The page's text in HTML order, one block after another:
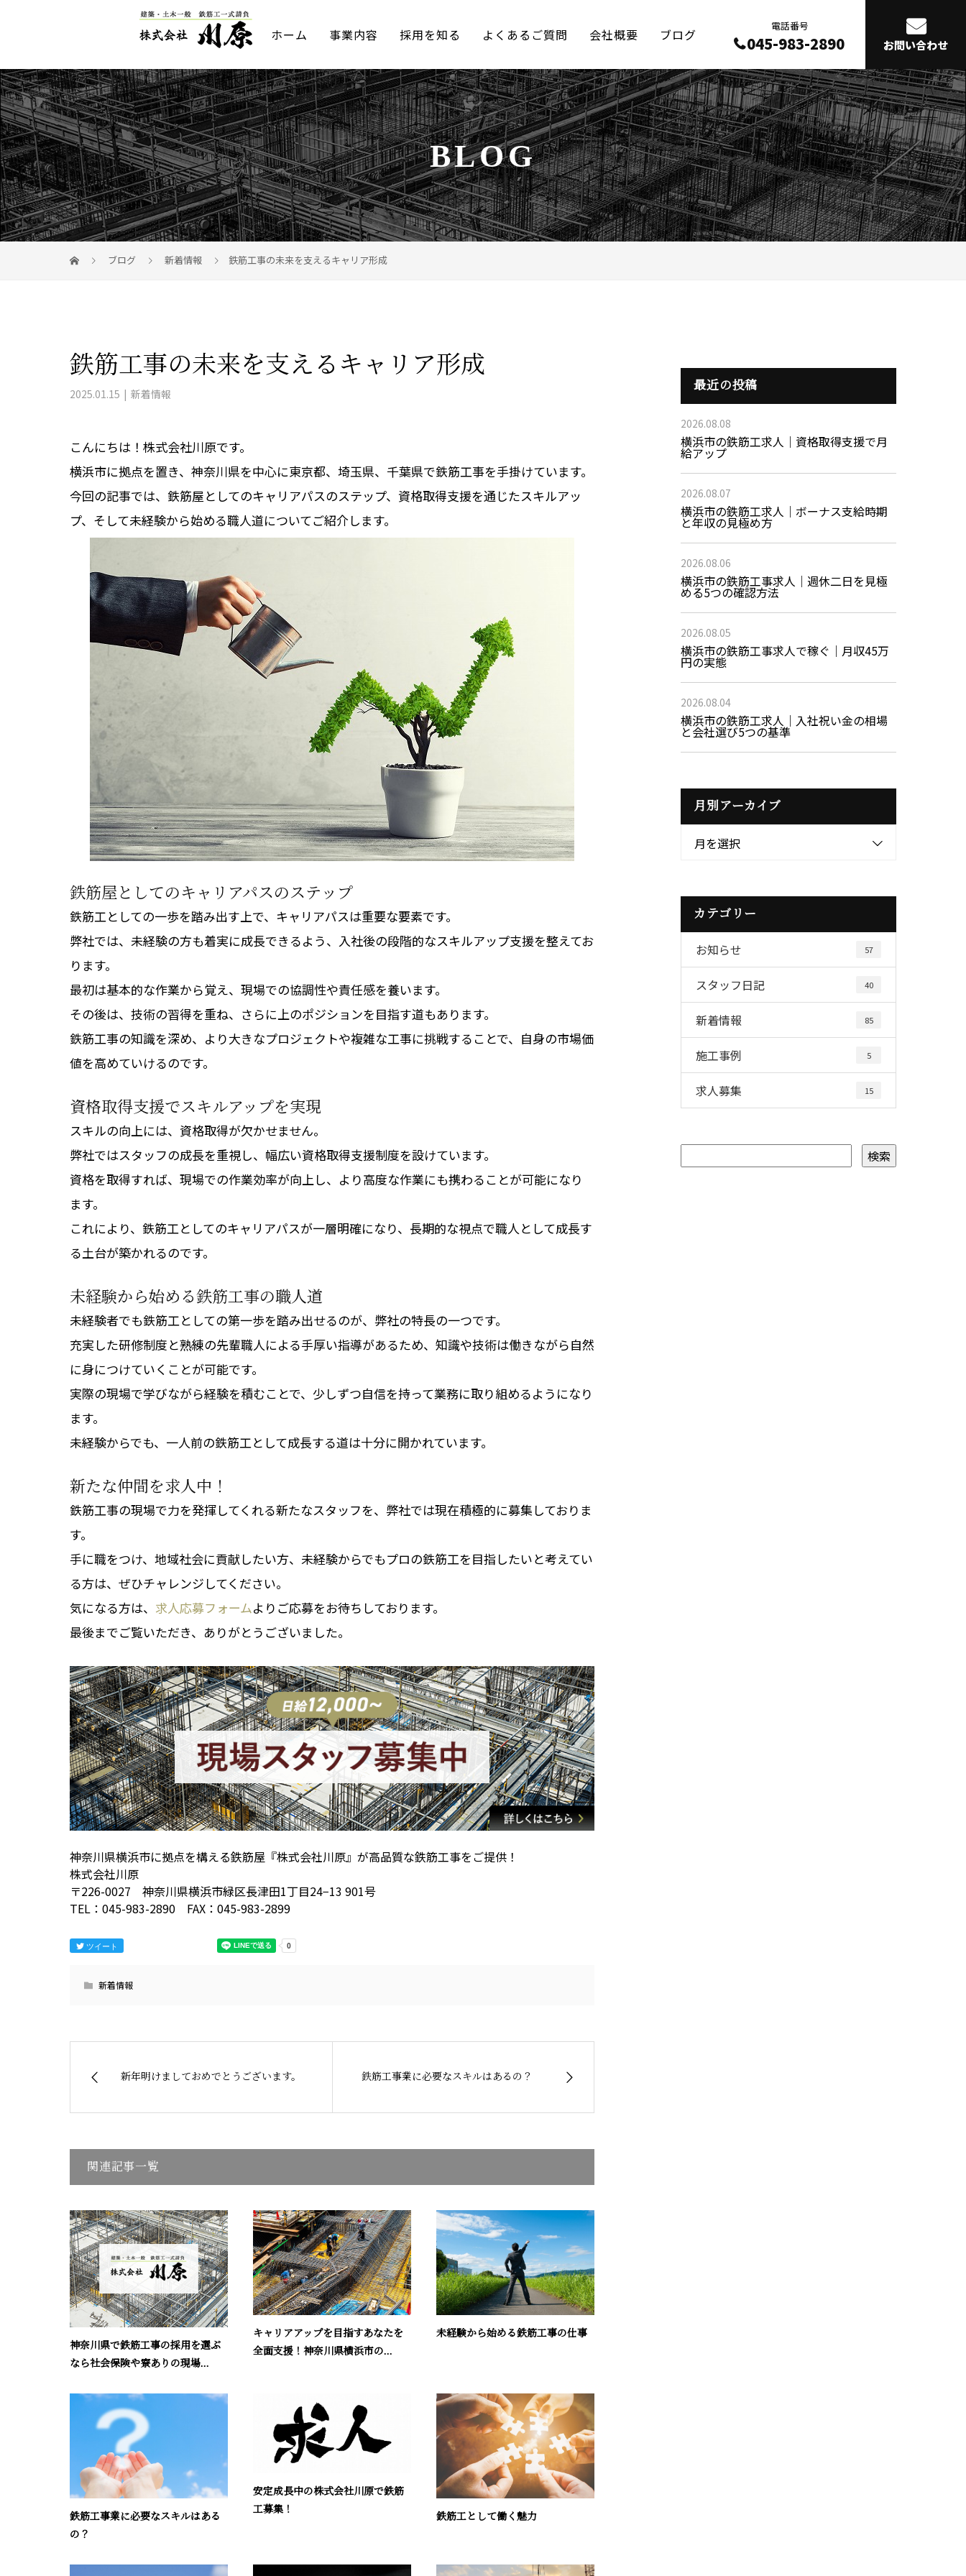
ホーム 事業内容 採用を知る よくあるご質問 会社概要 ブログ 電話番号
045-983-2890 お問い合わせ
BLOG
ブログ 新着情報 鉄筋工事の未来を支えるキャリア形成
鉄筋工事の未来を支えるキャリア形成
2025.01.15 新着情報
こんにちは！株式会社川原です。
横浜市に拠点を置き、神奈川県を中心に東京都、埼玉県、千葉県で鉄筋工事を手掛けています。
今回の記事では、鉄筋屋としてのキャリアパスのステップ、資格取得支援を通じたスキルアッ
プ、そして未経験から始める職人道についてご紹介します。
鉄筋屋としてのキャリアパスのステップ
鉄筋工としての一歩を踏み出す上で、キャリアパスは重要な要素です。
弊社では、未経験の方も着実に成長できるよう、入社後の段階的なスキルアップ支援を整えてお
ります。
最初は基本的な作業から覚え、現場での協調性や責任感を養います。
その後は、技術の習得を重ね、さらに上のポジションを目指す道もあります。
鉄筋工事の知識を深め、より大きなプロジェクトや複雑な工事に挑戦することで、自身の市場価
値を高めていけるのです。
資格取得支援でスキルアップを実現
スキルの向上には、資格取得が欠かせません。
弊社ではスタッフの成長を重視し、幅広い資格取得支援制度を設けています。
資格を取得すれば、現場での作業効率が向上し、より高度な作業にも携わることが可能になり
ます。
これにより、鉄筋工としてのキャリアパスが一層明確になり、長期的な視点で職人として成長す
る土台が築かれるのです。
未経験から始める鉄筋工事の職人道
未経験者でも鉄筋工としての第一歩を踏み出せるのが、弊社の特長の一つです。
充実した研修制度と熟練の先輩職人による手厚い指導があるため、知識や技術は働きながら自然
に身につけていくことが可能です。
実際の現場で学びながら経験を積むことで、少しずつ自信を持って業務に取り組めるようになり
ます。
未経験からでも、一人前の鉄筋工として成長する道は十分に開かれています。
新たな仲間を求人中！
鉄筋工事の現場で力を発揮してくれる新たなスタッフを、弊社では現在積極的に募集しておりま
す。
手に職をつけ、地域社会に貢献したい方、未経験からでもプロの鉄筋工を目指したいと考えてい
る方は、ぜひチャレンジしてください。
気になる方は、 求人応募フォームよりご応募をお待ちしております。
最後までご覧いただき、ありがとうございました。
神奈川県横浜市に拠点を構える鉄筋屋『株式会社川原』が高品質な鉄筋工事をご提供！
株式会社川原
〒226-0027 神奈川県横浜市緑区長津田1丁目24−13 901号
TEL：045-983-2890 FAX：045-983-2899
ツイート
新着情報
新年明けましておめでとうございます。 鉄筋工事業に必要なスキルはあるの？
関連記事一覧
神奈川県で鉄筋工事の採用を選ぶ
なら社会保険や寮ありの現場...
キャリアアップを目指すあなたを
全面支援！神奈川県横浜市の...
未経験から始める鉄筋工事の仕事
鉄筋工事業に必要なスキルはある
の？
安定成長中の株式会社川原で鉄筋
工募集！
鉄筋工として働く魅力
最近の投稿
2026.08.08
横浜市の鉄筋工求人｜資格取得支援で月
給アップ
2026.08.07
横浜市の鉄筋工求人｜ボーナス支給時期
と年収の見極め方
2026.08.06
横浜市の鉄筋工事求人｜週休二日を見極
める5つの確認方法
2026.08.05
横浜市の鉄筋工事求人で稼ぐ｜月収45万
円の実態
2026.08.04
横浜市の鉄筋工求人｜入社祝い金の相場
と会社選び5つの基準
月別アーカイブ
月を選択
カテゴリー
お知らせ 57
スタッフ日記 40
新着情報 85
施工事例 5
求人募集 15